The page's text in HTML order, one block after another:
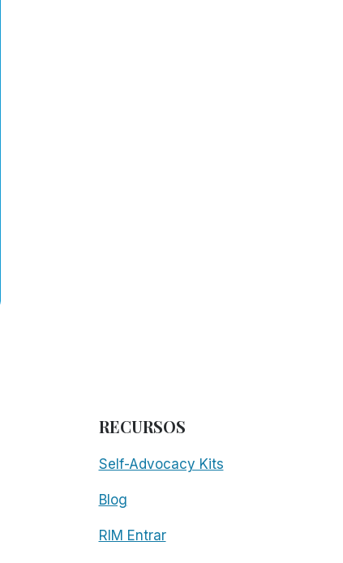
RECURSOS
Self-Advocacy Kits
Blog
RIM Entrar